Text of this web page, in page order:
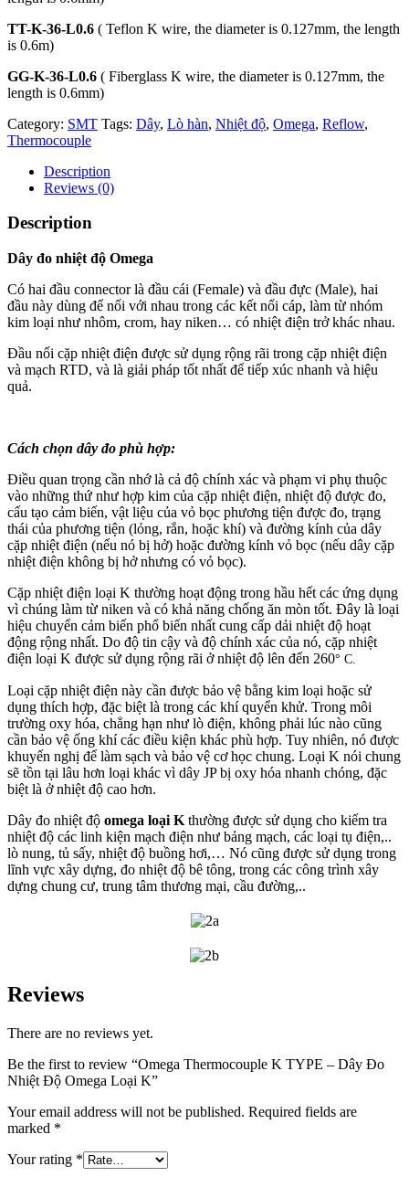
TT-K-36-L0.6 ( Teflon K wire, the diameter is 0.127mm, the length
is 0.6m)
GG-K-36-L0.6 ( Fiberglass K wire, the diameter is 0.127mm, the
length is 0.6mm)
Category: SMT Tags: Dây, Lò hàn, Nhiệt độ, Omega, Reflow,
Thermocouple
Description
Reviews (0)
Description
Dây đo nhiệt độ Omega
Có hai đầu connector là đầu cái (Female) và đầu đực (Male), hai
đầu này dùng để nối với nhau trong các kết nối cáp, làm từ nhóm
kim loại như nhôm, crom, hay niken… có nhiệt điện trở khác nhau.
Đầu nối cặp nhiệt điện được sử dụng rộng rãi trong cặp nhiệt điện
và mạch RTD, và là giải pháp tốt nhất để tiếp xúc nhanh và hiệu
quả.
Cách chọn dây đo phù hợp:
Điều quan trọng cần nhớ là cả độ chính xác và phạm vi phụ thuộc
vào những thứ như hợp kim của cặp nhiệt điện, nhiệt độ được đo,
cấu tạo cảm biến, vật liệu của vỏ bọc phương tiện được đo, trạng
thái của phương tiện (lỏng, rắn, hoặc khí) và đường kính của dây
cặp nhiệt điện (nếu nó bị hở) hoặc đường kính vỏ bọc (nếu dây cặp
nhiệt điện không bị hở nhưng có vỏ bọc).
Cặp nhiệt điện loại K thường hoạt động trong hầu hết các ứng dụng
vì chúng làm từ niken và có khả năng chống ăn mòn tốt. Đây là loại
hiệu chuyển cảm biến phổ biến nhất cung cấp dải nhiệt độ hoạt
động rộng nhất. Do độ tin cậy và độ chính xác của nó, cặp nhiệt
điện loại K được sử dụng rộng rãi ở nhiệt độ lên đến 260° C.
Loại cặp nhiệt điện này cần được bảo vệ bằng kim loại hoặc sử
dụng thích hợp, đặc biệt là trong các khí quyển khử. Trong môi
trường oxy hóa, chẳng hạn như lò điện, không phải lúc nào cũng
cần bảo vệ ống khí các điều kiện khác phù hợp. Tuy nhiên, nó được
khuyến nghị để làm sạch và bảo vệ cơ học chung. Loại K nói chung
sẽ tồn tại lâu hơn loại khác vì dây JP bị oxy hóa nhanh chóng, đặc
biệt là ở nhiệt độ cao hơn.
Dây đo nhiệt độ omega loại K thường được sử dụng cho kiểm tra
nhiệt độ các linh kiện mạch điện như bảng mạch, các loại tụ điện,..
lò nung, tủ sấy, nhiệt độ buồng hơi,… Nó cũng được sử dụng trong
lĩnh vực xây dựng, đo nhiệt độ bê tông, trong các công trình xây
dựng chung cư, trung tâm thương mại, cầu đường,..
Reviews
There are no reviews yet.
Be the first to review “Omega Thermocouple K TYPE – Dây Đo
Nhiệt Độ Omega Loại K”
Your email address will not be published. Required fields are
marked *
Your rating *